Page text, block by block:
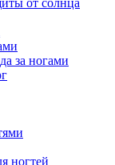
от солнца
за ногами
ногтей